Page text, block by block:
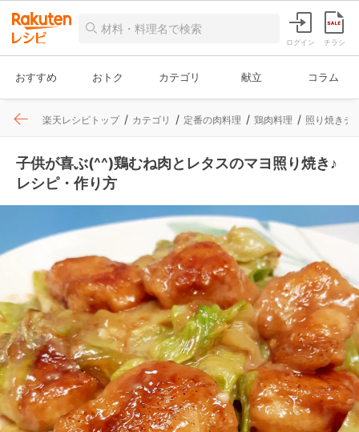
ログイン チラシ
おすすめ おトク カテゴリ 献立 コラム
楽天レシピトップ カテゴリ 定番の肉料理 鶏肉料理 照り焼きチ
子供が喜ぶ(^^)鶏むね肉とレタスのマヨ照り焼き♪
レシピ・作り方